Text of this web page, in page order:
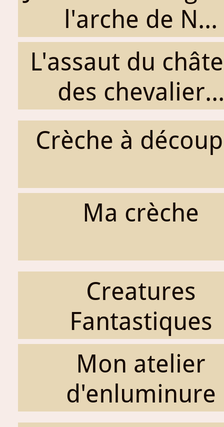
l'arche de N...
L'assaut du
des chevalier...
Crèche à
Ma crèche
Creatures
Fantastiques
Mon atelier
d'enluminure